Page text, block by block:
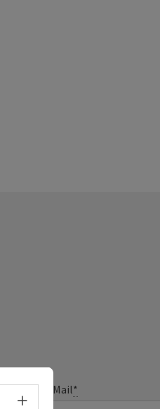
E-Mail*
Sprachwahl - Menü öffnen